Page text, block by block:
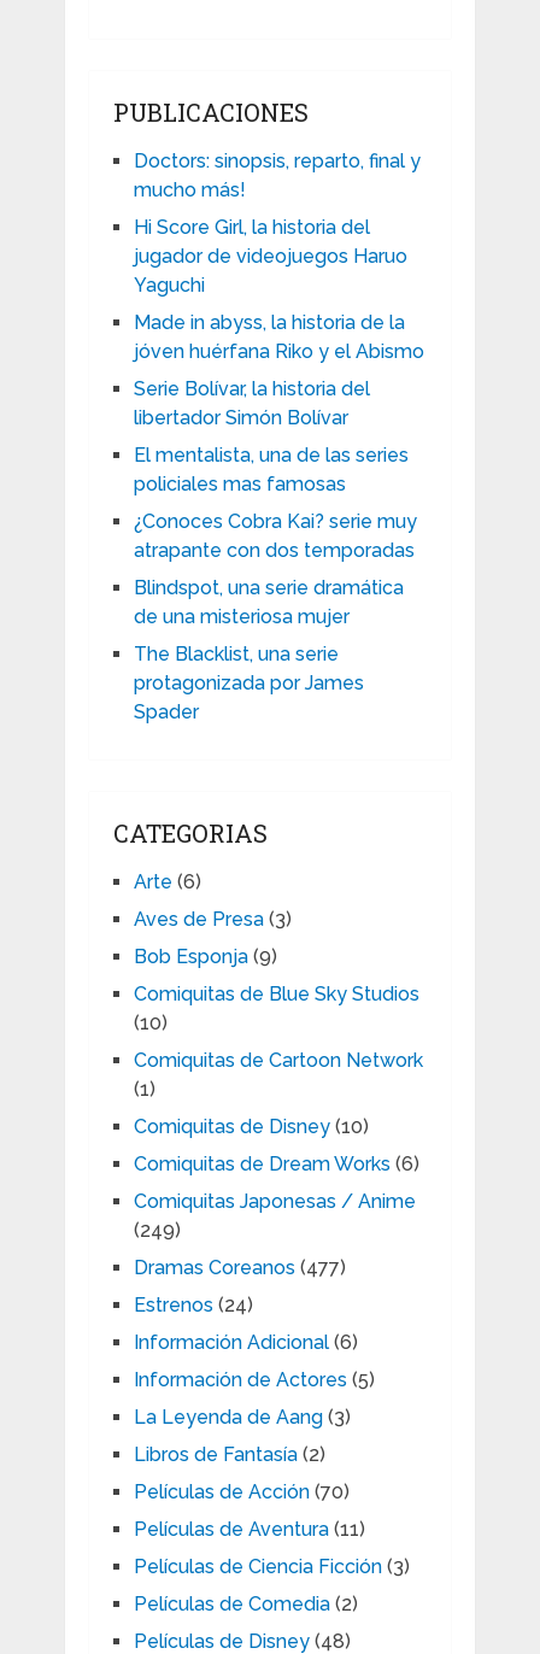
PUBLICACIONES
Doctors: sinopsis, reparto, final y
mucho más!
Hi Score Girl, la historia del
jugador de videojuegos Haruo
Yaguchi
Made in abyss, la historia de la
jóven huérfana Riko y el Abismo
Serie Bolívar, la historia del
libertador Simón Bolívar
El mentalista, una de las series
policiales mas famosas
¿Conoces Cobra Kai? serie muy
atrapante con dos temporadas
Blindspot, una serie dramática
de una misteriosa mujer
The Blacklist, una serie
protagonizada por James
Spader
CATEGORIAS
Arte (6)
Aves de Presa(3)
Bob Esponja(9)
Comiquitas de Blue Sky Studios
(10)
Comiquitas de Cartoon Network
(1)
Comiquitas de Disney(10)
Comiquitas de Dream Works (6)
Comiquitas Japonesas / Anime
(249)
Dramas Coreanos (477)
Estrenos (24)
Información Adicional(6)
Información de Actores (5)
La Leyenda de Aang(3)
Libros de Fantasía(2)
Películas de Acción(70)
Películas de Aventura(11)
Películas de Ciencia Ficción(3)
Películas de Comedia(2)
Películas de Disney(48)